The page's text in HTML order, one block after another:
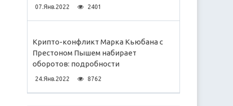
07.Янв.2022 2401
Крипто-конфликт Марка Кьюбана с
Престоном Пышем набирает
оборотов: подробности
24.Янв.2022 8762